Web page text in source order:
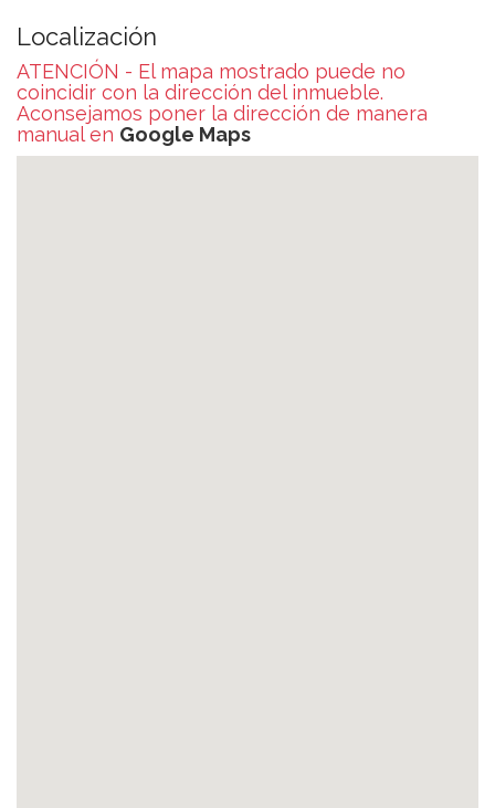
Localización
ATENCIÓN - El mapa mostrado puede no
coincidir con la dirección del inmueble.
Aconsejamos poner la dirección de manera
manual en Google Maps